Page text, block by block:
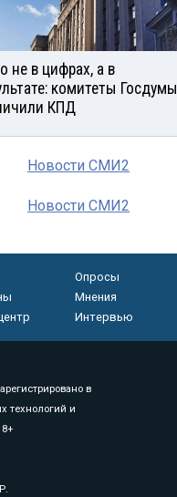
не в цифрах, а в
комитеты Госдумы
КПД
Новости СМИ2
Новости СМИ2
Опросы
Мнения
Интервью
в
технологий и